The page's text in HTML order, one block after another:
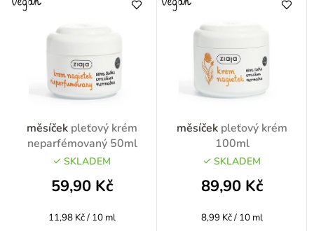
e
měsíček pleťový krém
neparfémovaný 50ml
SKLADEM
59,90 Kč
Měrná
11,98 Kč / 10 ml
měsíček pleťový krém
100ml
SKLADEM
89,90 Kč
Měrná
8,99 Kč / 10 ml